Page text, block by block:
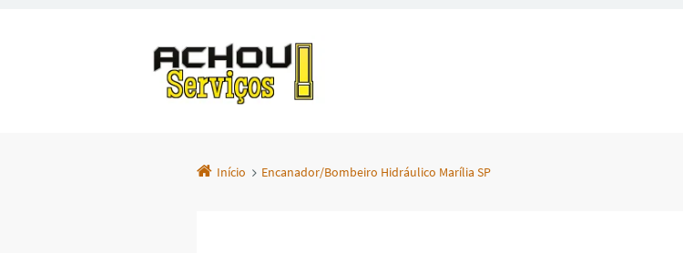
Início Encanador/Bombeiro Hidráulico Marília SP